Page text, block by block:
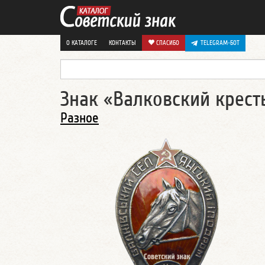
О КАТАЛОГЕ КОНТАКТЫ СПАСИБО TELEGRAM-БОТ
Знак «Валковский
Разное